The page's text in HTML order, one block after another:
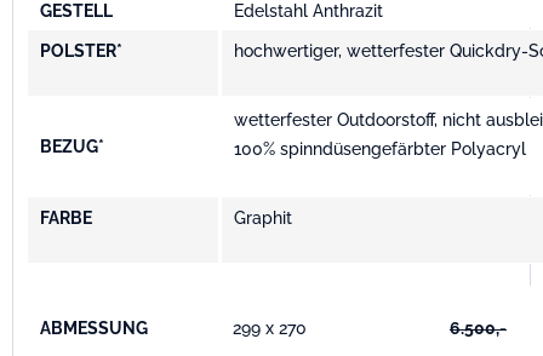
GESTELL Edelstahl Anthrazit
POLSTER* hochwertiger, wetterfester Quickdry-
BEZUG*
wetterfester Outdoorstoff, nicht
100% spinndüsengefärbter Polyacryl
FARBE Graphit
ABMESSUNG 299 x 270 6.500,-